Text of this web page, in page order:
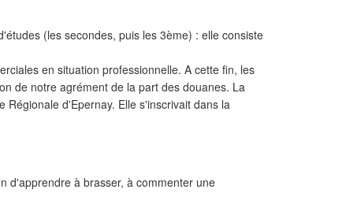
(les secondes, puis les 3ème) : elle consiste
en situation professionnelle. A cette fin, les
de notre agrément de la part des douanes. La
d'Epernay. Elle s'inscrivait dans la
d'apprendre à brasser, à commenter une